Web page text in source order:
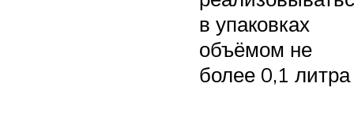
в упаковках
объёмом не
более 0,1 литра